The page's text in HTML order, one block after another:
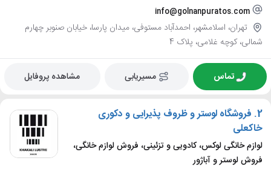
info@golnanpuratos.com
تهران، اسلامشهر، احمدآباد مستوفی، میدان پارسا، خیابان صنوبر چهارم
شمالی، کوچه غلامی، پلاک 4
تماس مسیریابی مشاهده پروفایل
2. فروشگاه لوستر و ظروف پذیرایی و دکوری
خاکعلی
لوازم خانگی لوکس، کادویی و تزئینی، فروش لوازم خانگی،
فروش لوستر و آباژور